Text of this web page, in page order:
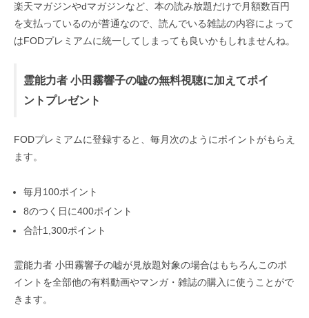
楽天マガジンやdマガジンなど、本の読み放題だけで月額数百円
を支払っているのが普通なので、読んでいる雑誌の内容によって
はFODプレミアムに統一してしまっても良いかもしれませんね。
霊能力者 小田霧響子の嘘の無料視聴に加えてポイ
ントプレゼント
FODプレミアムに登録すると、毎月次のようにポイントがもらえ
ます。
毎月100ポイント
8のつく日に400ポイント
合計1,300ポイント
霊能力者 小田霧響子の嘘が見放題対象の場合はもちろんこのポ
イントを全部他の有料動画やマンガ・雑誌の購入に使うことがで
きます。